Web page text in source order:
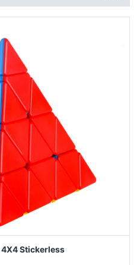
Stickerless